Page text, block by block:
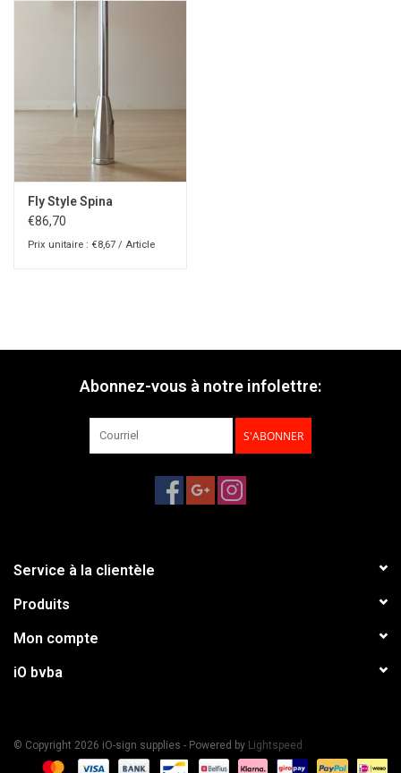
Fly Style Spina
€86,70
Prix unitaire : €8,67 / Article
Abonnez-vous à notre infolettre:
S'ABONNER
Service à la clientèle
Produits
Mon compte
iO bvba
© Copyright 2026 iO-sign supplies - Powered by Lightspeed